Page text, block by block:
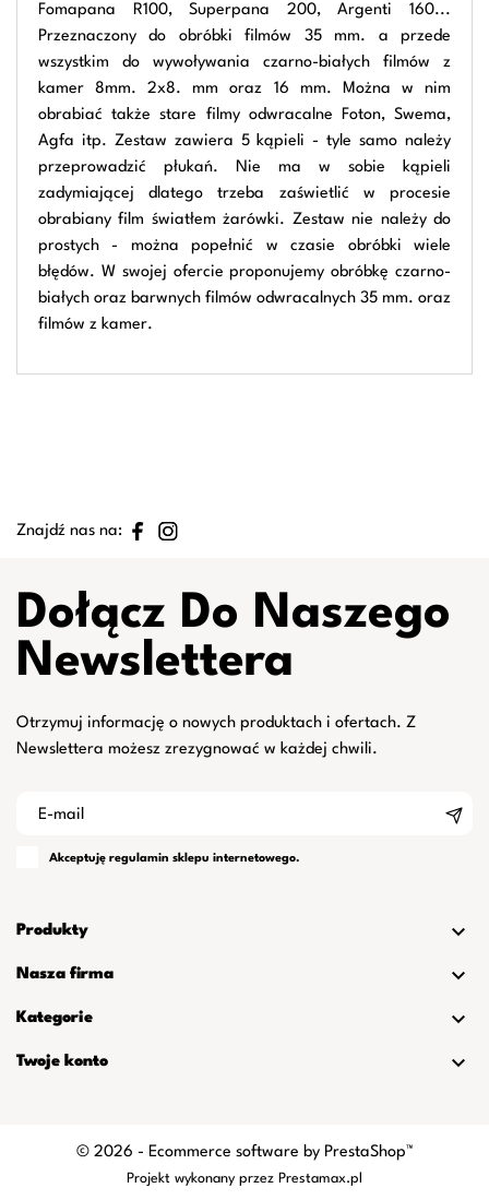
Fomapana R100, Superpana 200, Argenti 160...
Przeznaczony do obróbki filmów 35 mm. a przede
wszystkim do wywoływania czarno-białych filmów z
kamer 8mm. 2x8. mm oraz 16 mm. Można w nim
obrabiać także stare filmy odwracalne Foton, Swema,
Agfa itp. Zestaw zawiera 5 kąpieli - tyle samo należy
przeprowadzić płukań. Nie ma w sobie kąpieli
zadymiającej dlatego trzeba zaświetlić w procesie
obrabiany film światłem żarówki. Zestaw nie należy do
prostych - można popełnić w czasie obróbki wiele
błędów. W swojej ofercie proponujemy obróbkę czarno-
białych oraz barwnych filmów odwracalnych 35 mm. oraz
filmów z kamer.
Znajdź nas na:
Dołącz Do Naszego
Newslettera
Otrzymuj informację o nowych produktach i ofertach. Z
Newslettera możesz zrezygnować w każdej chwili.
Akceptuję regulamin sklepu internetowego.
Produkty 
Nasza firma 
Kategorie 
Twoje konto 
© 2026 - Ecommerce software by PrestaShop™
Projekt wykonany przez Prestamax.pl